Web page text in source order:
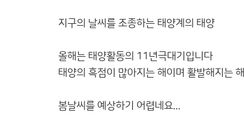
지구의 날씨를 조종하는 태양계의 태양
올해는 태양활동의 11년극대기입니다
태양의 흑점이 많아지는 해이며 활발해지는
봄날씨를 예상하기 어렵네요...